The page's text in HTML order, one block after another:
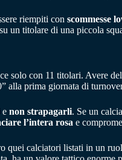
riempiti con scommesse
un titolare di una piccola
solo con 11 titolari. Avere
alla prima giornata di
e non strapagarli. Se un
l’intera rosa e
quei calciatori listati in un